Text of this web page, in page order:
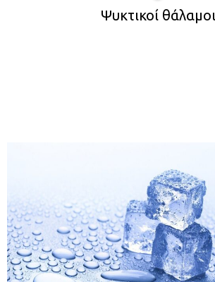
Ψυκτικοί θάλαμοι